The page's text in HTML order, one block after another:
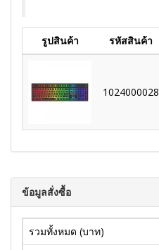
รูปสินค้า รหัสสินค้า
1024000028
ข้อมูลสั่งซื้อ
รวมทั้งหมด (บาท)